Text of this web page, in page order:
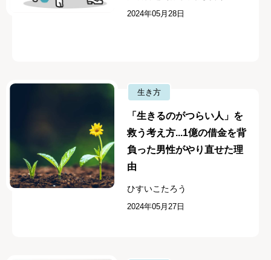
2024年05月28日
生き方
「生きるのがつらい人」を
救う考え方...1億の借金を背
負った男性がやり直せた理
由
ひすいこたろう
2024年05月27日